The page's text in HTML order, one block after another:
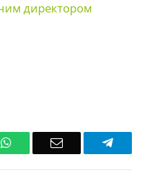
директором
WhatsAppEmail Telegram